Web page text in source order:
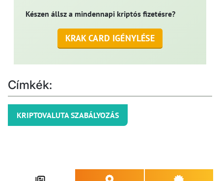
Készen állsz a mindennapi kriptós fizetésre?
KRAK CARD IGÉNYLÉSE
Címkék:
KRIPTOVALUTA SZABÁLYOZÁS